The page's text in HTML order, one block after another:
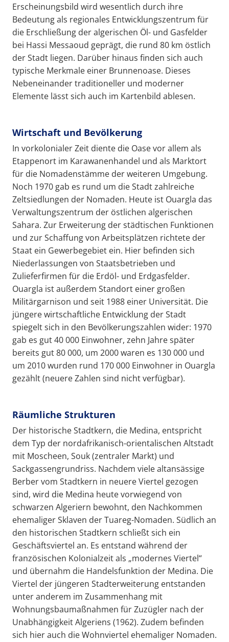
Erscheinungsbild wird wesentlich durch ihre
Bedeutung als regionales Entwicklungszentrum für
die Erschließung der algerischen Öl- und Gasfelder
bei Hassi Messaoud geprägt, die rund 80 km östlich
der Stadt liegen. Darüber hinaus finden sich auch
typische Merkmale einer Brunnenoase. Dieses
Nebeneinander traditioneller und moderner
Elemente lässt sich auch im Kartenbild ablesen.
Wirtschaft und Bevölkerung
In vorkolonialer Zeit diente die Oase vor allem als
Etappenort im Karawanenhandel und als Marktort
für die Nomadenstämme der weiteren Umgebung.
Noch 1970 gab es rund um die Stadt zahlreiche
Zeltsiedlungen der Nomaden. Heute ist Ouargla das
Verwaltungszentrum der östlichen algerischen
Sahara. Zur Erweiterung der städtischen Funktionen
und zur Schaffung von Arbeitsplätzen richtete der
Staat ein Gewerbegebiet ein. Hier befinden sich
Niederlassungen von Staatsbetrieben und
Zulieferfirmen für die Erdöl- und Erdgasfelder.
Ouargla ist außerdem Standort einer großen
Militärgarnison und seit 1988 einer Universität. Die
jüngere wirtschaftliche Entwicklung der Stadt
spiegelt sich in den Bevölkerungszahlen wider: 1970
gab es gut 40 000 Einwohner, zehn Jahre später
bereits gut 80 000, um 2000 waren es 130 000 und
um 2010 wurden rund 170 000 Einwohner in Ouargla
gezählt (neuere Zahlen sind nicht verfügbar).
Räumliche Strukturen
Der historische Stadtkern, die Medina, entspricht
dem Typ der nordafrikanisch-orientalischen Altstadt
mit Moscheen, Souk (zentraler Markt) und
Sackgassengrundriss. Nachdem viele altansässige
Berber vom Stadtkern in neuere Viertel gezogen
sind, wird die Medina heute vorwiegend von
schwarzen Algeriern bewohnt, den Nachkommen
ehemaliger Sklaven der Tuareg-Nomaden. Südlich an
den historischen Stadtkern schließt sich ein
Geschäftsviertel an. Es entstand während der
französischen Kolonialzeit als „modernes Viertel“
und übernahm die Handelsfunktion der Medina. Die
Viertel der jüngeren Stadterweiterung entstanden
unter anderem im Zusammenhang mit
Wohnungsbaumaßnahmen für Zuzügler nach der
Unabhängigkeit Algeriens (1962). Zudem befinden
sich hier auch die Wohnviertel ehemaliger Nomaden.